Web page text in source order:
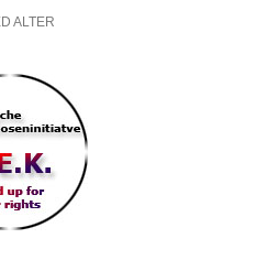
ALTER